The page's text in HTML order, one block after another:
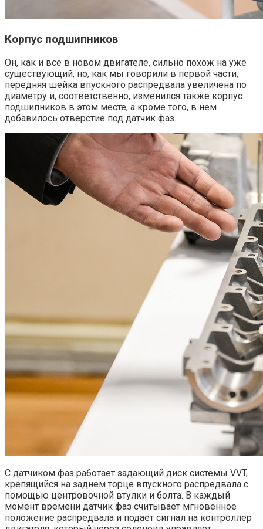
Корпус подшипников
Он, как и всё в новом двигателе, сильно похож на уже
существующий, но, как мы говорили в первой части,
передняя шейка впускного распредвала увеличена по
диаметру и, соответственно, изменился также корпус
подшипников в этом месте, а кроме того, в нем
добавилось отверстие под датчик фаз.
С датчиком фаз работает задающий диск системы VVT,
крепящийся на заднем торце впускного распредвала с
помощью центровочной втулки и болта. В каждый
момент времени датчик фаз считывает мгновенное
положение распредвала и подаёт сигнал на контроллер